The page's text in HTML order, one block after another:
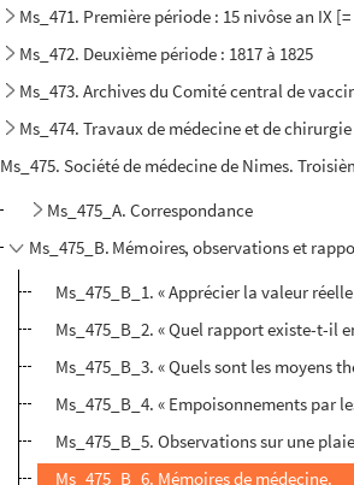
Ms_471. Première période : 15 nivôse an IX
Ms_472. Deuxième période : 1817 à 1825
Ms_473. Archives du Comité central de
Ms_474. Travaux de médecine et de
Ms_475. Société de médecine de Nimes.
Ms_475_A. Correspondance
Ms_475_B. Mémoires, observations et
Ms_475_B_1. « Apprécier la valeur
Ms_475_B_2. « Quel rapport existe-t-il
Ms_475_B_3. « Quels sont les moyens
Ms_475_B_4. « Empoisonnements par
Ms_475_B_5. Observations sur une
Ms_475_B_6. Mémoires de médecine.